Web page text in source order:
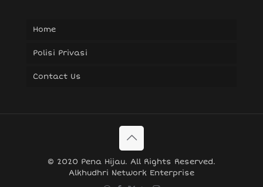
Home
Polisi Privasi
Contact Us
© 2020 Pena Hijau. All Rights Reserved.
Alkhudhri Network Enterprise